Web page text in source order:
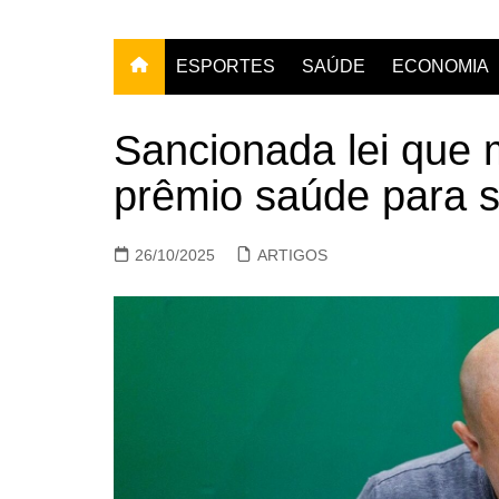
ESPORTES SAÚDE ECONOMIA
Sancionada lei que
prêmio saúde para
26/10/2025 ARTIGOS